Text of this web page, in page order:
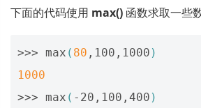
下面的代码使用 max() 函数求取一些
>>> max ( 80 ,100,1000 )
1000
>>> max ( -20,100,400 )